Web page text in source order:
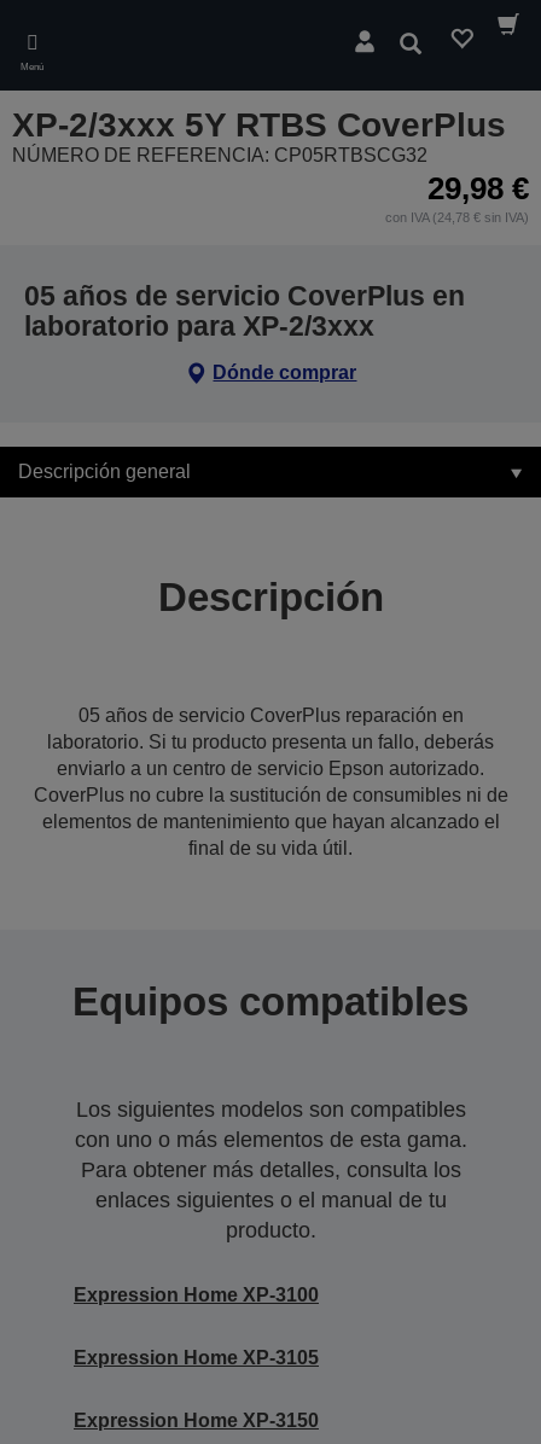
main
content
Menú
Buscar
XP-2/3xxx 5Y RTBS CoverPlus
NÚMERO DE REFERENCIA: CP05RTBSCG32
29,98 €
con IVA (24,78 € sin IVA)
05 años de servicio CoverPlus en
laboratorio para XP-2/3xxx
Dónde comprar
Descripción general
Descripción
05 años de servicio CoverPlus reparación en
laboratorio. Si tu producto presenta un fallo, deberás
enviarlo a un centro de servicio Epson autorizado.
CoverPlus no cubre la sustitución de consumibles ni de
elementos de mantenimiento que hayan alcanzado el
final de su vida útil.
Equipos compatibles
Los siguientes modelos son compatibles
con uno o más elementos de esta gama.
Para obtener más detalles, consulta los
enlaces siguientes o el manual de tu
producto.
Expression Home XP-3100
Expression Home XP-3105
Expression Home XP-3150